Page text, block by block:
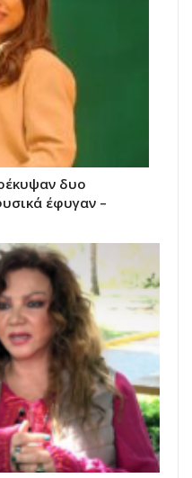
δυο
έφυγαν –